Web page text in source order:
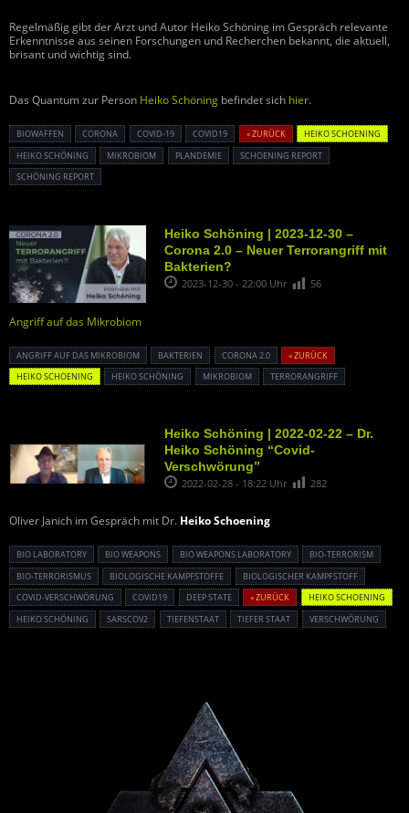
Regelmäßig gibt der Arzt und Autor Heiko Schöning im Gespräch relevante
Erkenntnisse aus seinen Forschungen und Recherchen bekannt, die aktuell,
brisant und wichtig sind.
Das Quantum zur Person Heiko Schöning befindet sich hier.
BIOWAFFEN CORONA COVID-19 COVID19 « ZURÜCK
HEIKO SCHOENING
HEIKO SCHÖNING
MIKROBIOM PLANDEMIE
SCHOENING REPORT
SCHÖNING REPORT
Heiko Schöning | 2023-12-30 –
Corona 2.0 – Neuer Terrorangriff mit
Bakterien?
2023-12-30 - 22:00 Uhr 56
Angriff auf das Mikrobiom
ANGRIFF AUF DAS MIKROBIOM BAKTERIEN CORONA 2.0
« ZURÜCK
HEIKO SCHOENING
HEIKO SCHÖNING MIKROBIOM TERRORANGRIFF
Heiko Schöning | 2022-02-22 – Dr.
Heiko Schöning “Covid-
Verschwörung”
2022-02-28 - 18:22 Uhr 282
Oliver Janich im Gespräch mit Dr. Heiko Schoening
BIO LABORATORY BIO WEAPONS BIO WEAPONS LABORATORY
BIO-TERRORISM
BIO-TERRORISMUS
BIOLOGISCHE KAMPFSTOFFE
BIOLOGISCHER KAMPFSTOFF
COVID-VERSCHWÖRUNG
COVID19 DEEP STATE « ZURÜCK
HEIKO SCHOENING
HEIKO SCHÖNING
SARSCOV2 TIEFENSTAAT TIEFER STAAT VERSCHWÖRUNG
Powered By :